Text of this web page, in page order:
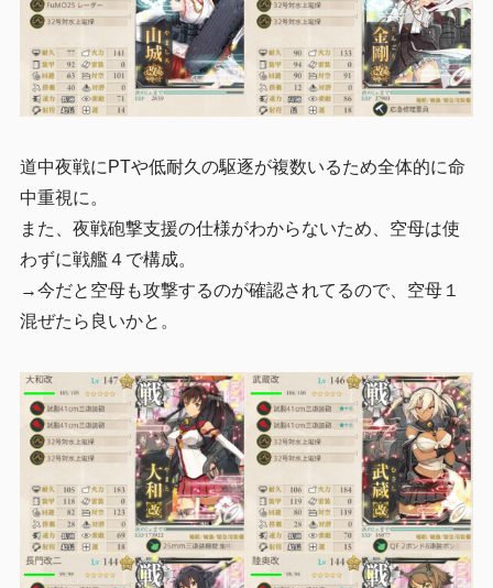
道中夜戦にPTや低耐久の駆逐が複数いるため全体的に命
中重視に。
また、夜戦砲撃支援の仕様がわからないため、空母は使
わずに戦艦４で構成。
→今だと空母も攻撃するのが確認されてるので、空母１
混ぜたら良いかと。